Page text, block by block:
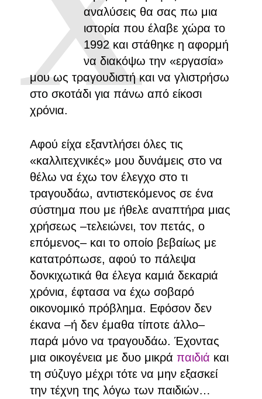
αναλύσεις θα σας πω μια
ιστορία που έλαβε χώρα το
1992 και στάθηκε η αφορμή
να διακόψω την «εργασία»
μου ως τραγουδιστή και να γλιστρήσω
στο σκοτάδι για πάνω από είκοσι
χρόνια.
Αφού είχα εξαντλήσει όλες τις
«καλλιτεχνικές» μου δυνάμεις στο να
θέλω να έχω τον έλεγχο στο τι
τραγουδάω, αντιστεκόμενος σε ένα
σύστημα που με ήθελε αναπτήρα μιας
χρήσεως –τελειώνει, τον πετάς, ο
επόμενος– και το οποίο βεβαίως με
κατατρόπωσε, αφού το πάλεψα
δονκιχωτικά θα έλεγα καμιά δεκαριά
χρόνια, έφτασα να έχω σοβαρό
οικονομικό πρόβλημα. Εφόσον δεν
έκανα –ή δεν έμαθα τίποτε άλλο–
παρά μόνο να τραγουδάω. Έχοντας
μια οικογένεια με δυο μικρά παιδιά και
τη σύζυγο μέχρι τότε να μην εξασκεί
την τέχνη της λόγω των παιδιών…